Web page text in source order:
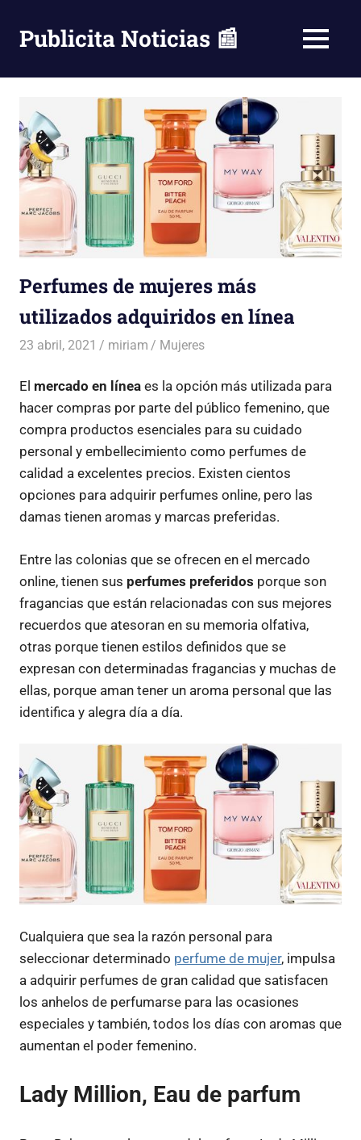
contenido
Publicita Noticias 📰 MENÚ
Perfumes de mujeres más
utilizados adquiridos en línea
23 abril, 2021 miriam Mujeres
El mercado en línea es la opción más utilizada para
hacer compras por parte del público femenino, que
compra productos esenciales para su cuidado
personal y embellecimiento como perfumes de
calidad a excelentes precios. Existen cientos
opciones para adquirir perfumes online, pero las
damas tienen aromas y marcas preferidas.
Entre las colonias que se ofrecen en el mercado
online, tienen sus perfumes preferidos porque son
fragancias que están relacionadas con sus mejores
recuerdos que atesoran en su memoria olfativa,
otras porque tienen estilos definidos que se
expresan con determinadas fragancias y muchas de
ellas, porque aman tener un aroma personal que las
identifica y alegra día a día.
Cualquiera que sea la razón personal para
seleccionar determinado perfume de mujer, impulsa
a adquirir perfumes de gran calidad que satisfacen
los anhelos de perfumarse para las ocasiones
especiales y también, todos los días con aromas que
aumentan el poder femenino.
Lady Million, Eau de parfum